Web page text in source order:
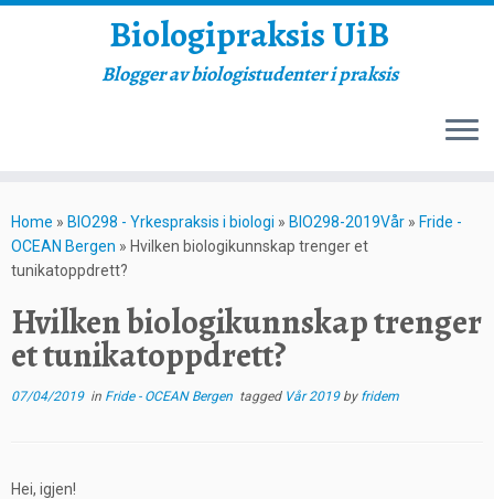
to
content
Biologipraksis UiB
Blogger av biologistudenter i praksis
Home » BIO298 - Yrkespraksis i biologi » BIO298-2019Vår » Fride -
OCEAN Bergen » Hvilken biologikunnskap trenger et
tunikatoppdrett?
Hvilken biologikunnskap trenger
et tunikatoppdrett?
07/04/2019in Fride - OCEAN Bergen tagged Vår 2019 by fridem
Hei, igjen!